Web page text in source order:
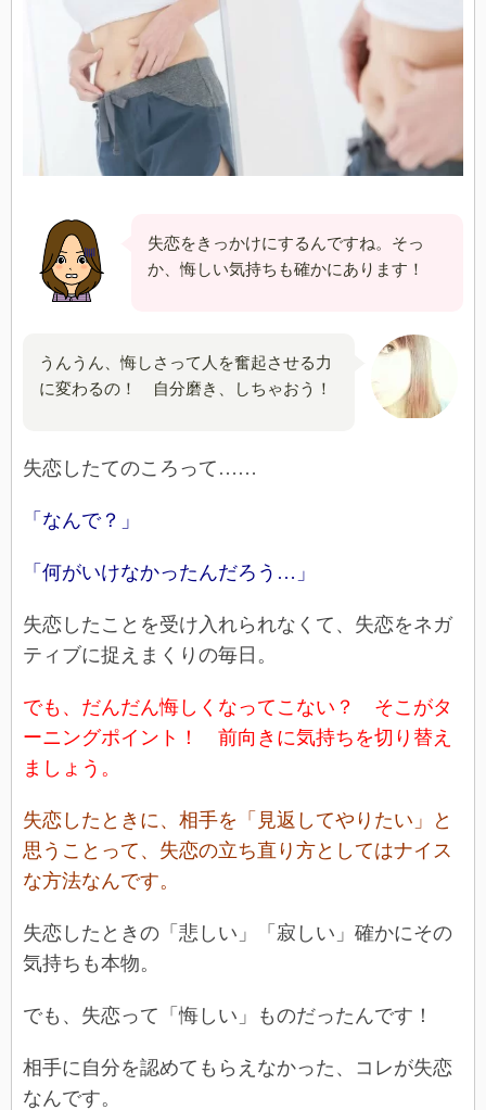
失恋をきっかけにするんですね。そっ
か、悔しい気持ちも確かにあります！
うんうん、悔しさって人を奮起させる力
に変わるの！ 自分磨き、しちゃおう！
失恋したてのころって……
「なんで？」
「何がいけなかったんだろう…」
失恋したことを受け入れられなくて、失恋をネガ
ティブに捉えまくりの毎日。
でも、だんだん悔しくなってこない？ そこがタ
ーニングポイント！ 前向きに気持ちを切り替え
ましょう。
失恋したときに、相手を「見返してやりたい」と
思うことって、失恋の立ち直り方としてはナイス
な方法なんです。
失恋したときの「悲しい」「寂しい」確かにその
気持ちも本物。
でも、失恋って「悔しい」ものだったんです！
相手に自分を認めてもらえなかった、コレが失恋
なんです。